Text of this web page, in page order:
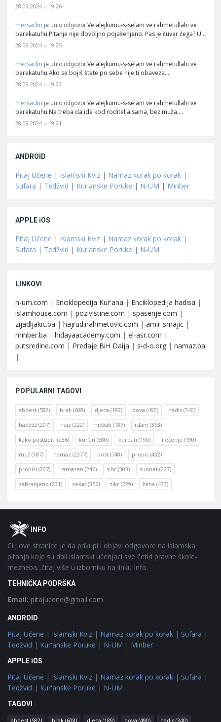
28.09.2024 u 19:26
mersadm je unio odgovor Ve alejkumu-s-selam ve rahmetullahi ve
berekatuhu Pitanje nije dovoljno pojašenjeno. Pas je čuvar čega? U…
28.09.2024 u 19:25
mersadm je unio odgovor Ve alejkumu-s-selam ve rahmetullahi ve
berekatuhu Ako se bojiš štete po sebe nije ti obaveza…
28.09.2024 u 19:23
mersadm je unio odgovor Ve alejkumu-s-selam ve rahmetullahi ve
berekatuhu Ne treba da ide kod roditelja sama, bez muža.…
28.09.2024 u 19:21
ANDROID
Pitaj Učene | Islamski Kviz | Namaz korak po korak |
Sufara | Tedžvid | Kur'anske Poruke | N-UM | Minber
APPLE iOS
Pitaj Učene | Islamski Kviz | Namaz korak po korak |
Sufara | Tedžvid | Kur'anske Poruke | N-UM
LINKOVI
n-um.com | Enciklopedija Kur'ana | Enciklopedija hadisa |
islamhouse.com | pozivistine.com | spasenje.com |
zijadljakic.ba | hajrudinahmetovic.com | amir-smajic |
minber.ba | hidayaacademy.com | el-asr.com |
putsredine.com | Predaje BiH Daija | s-d-o.org | namaz.ba
|
POPULARNI TAGOVI
abdest (582) brak (608) djeca (189) dova (490) hadis (340)
hadždž (207) hajz (222) hidžab (187) islam (353)
kako postupiti (236) kur'an (580) kurban (190) liječenje (190)
muž (187) namaz (2377) post (748) propis (432)
propisi (207) ramazan (246) sihr (303) sunnet (227)
zabranjeno (231) zekat (356) zikr (229) žena (433)
FooterOINFO
Cilj ove stranice je da prikupi i objavi odgovore na islamska
pitanja koje su dali islamski učenjaci sve četiri pravne škole-
mezheba...čitaj više u izborniku na linku Info.
TEHNIČKA PODRŠKA
Email: pitajucene@gmail.com
ANDROID
Pitaj Učene | Islamski Kviz | Namaz korak po korak | Sufara |
Tedžvid | Kur'anske Poruke | N-UM | Minber
APPLE iOS
Pitaj Učene | Islamski Kviz | Namaz korak po korak | Sufara |
Tedžvid | Kur'anske Poruke | N-UM
TAGOVI
abdest (582) brak (608) djeca (189) dova (490) hadis (340)